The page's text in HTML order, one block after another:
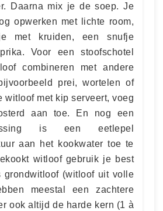
Daarna mix je de soep. Je
opwerken met lichte room,
met kruiden, een snufje
Voor een stoofschotel
combineren met andere
prei, wortelen of
witloof met kip serveert, voeg
aan toe. En nog een
is een eetlepel
aan het kookwater toe te
witloof gebruik je best
grondwitloof (witloof uit volle
meestal een zachtere
ook altijd de harde kern (1 à